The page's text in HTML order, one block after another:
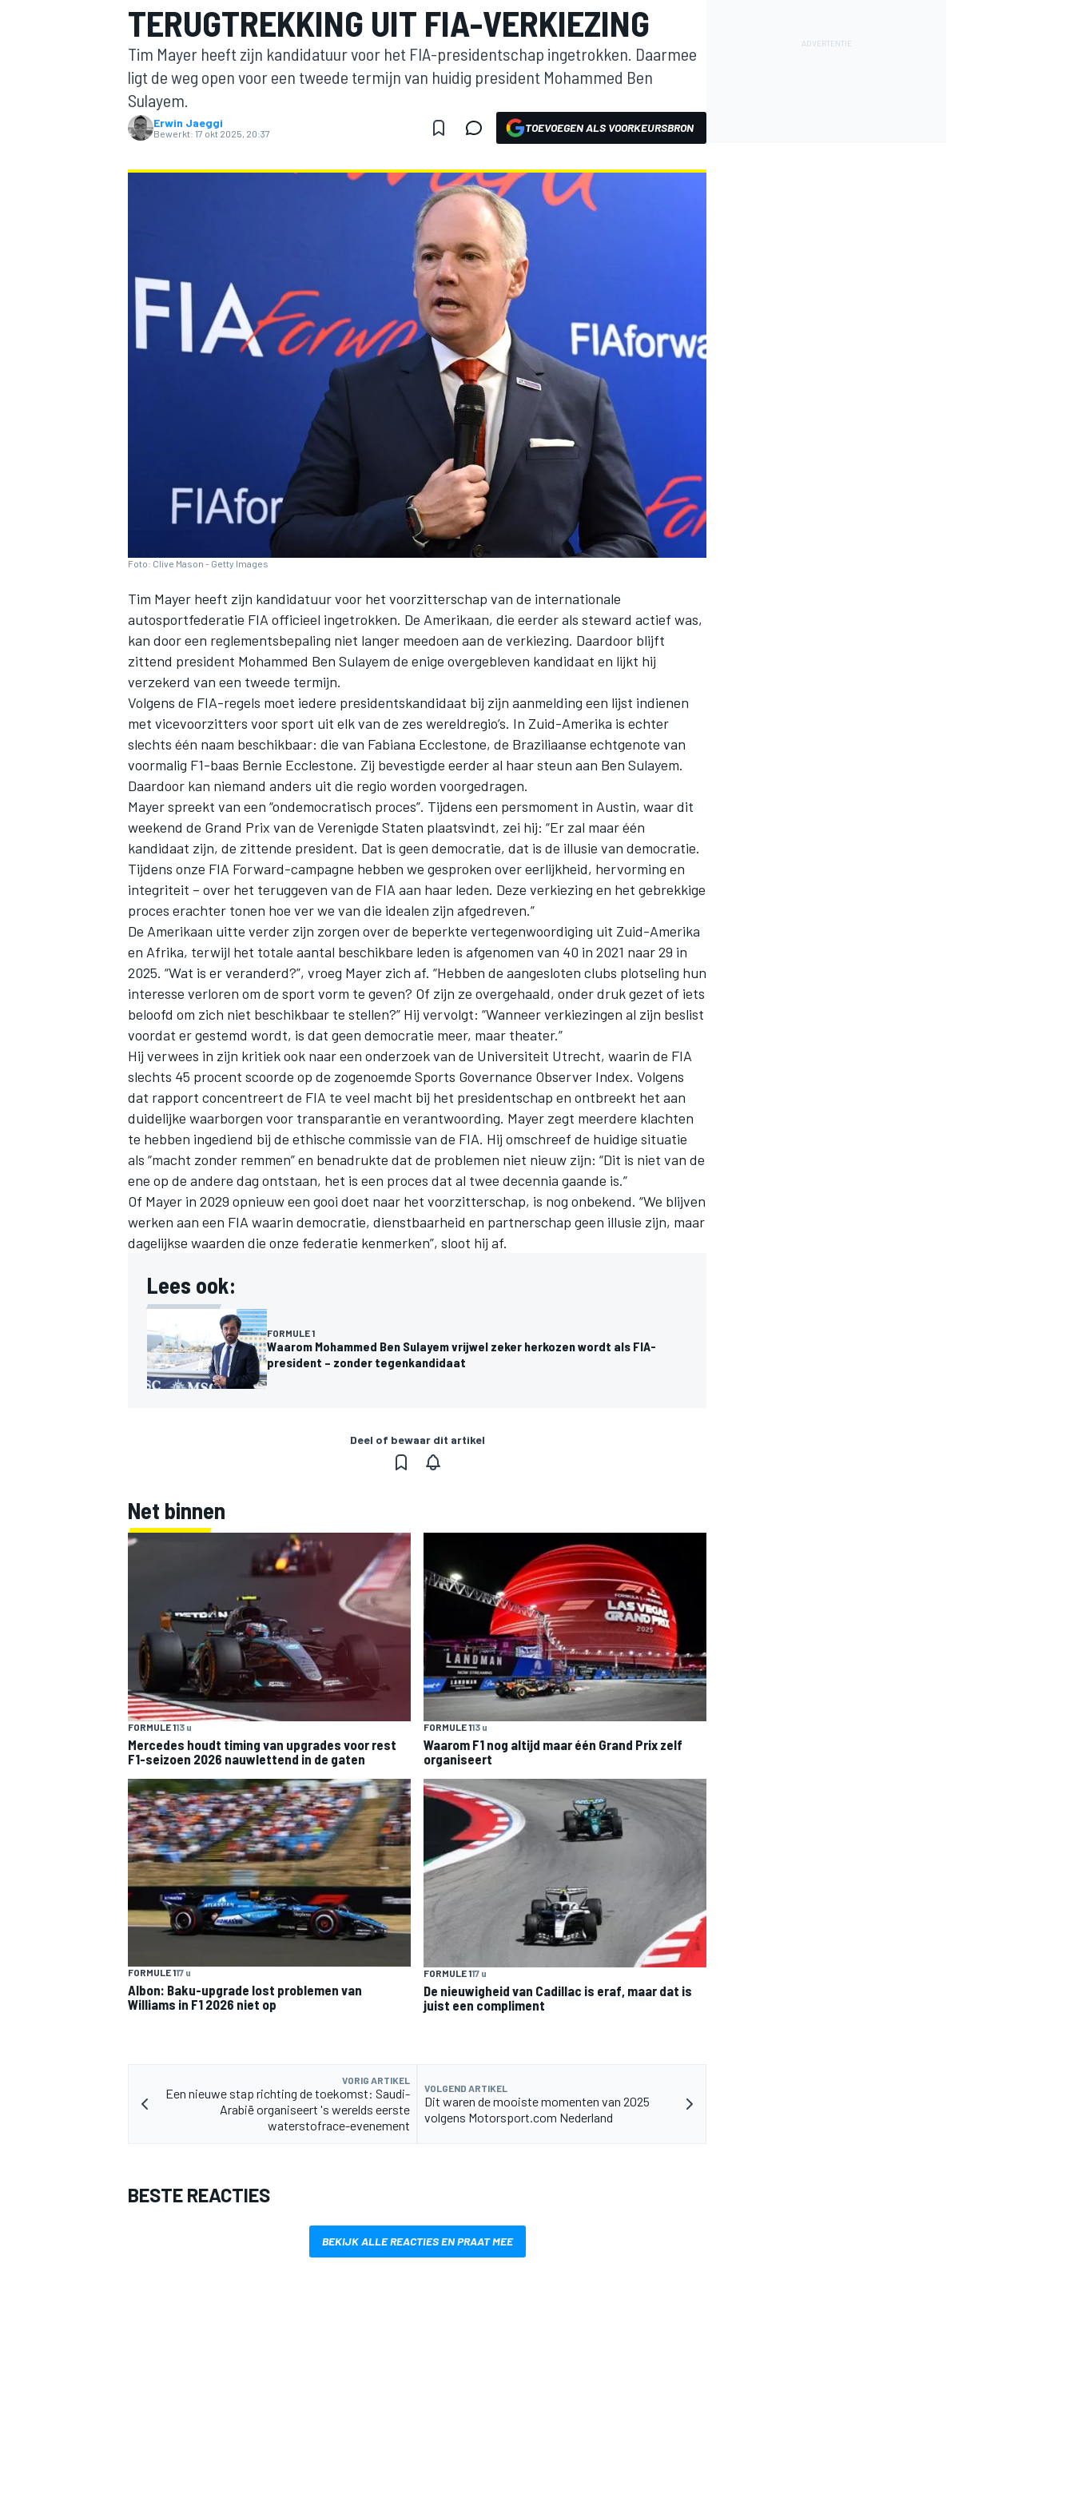
MOTOGP
WEC DTM
MEER RACEKLASSEN
TERUGTREKKING UIT FIA-VERKIEZING
Tim Mayer heeft zijn kandidatuur voor het FIA-presidentschap ingetrokken. Daarmee
ligt de weg open voor een tweede termijn van huidig president Mohammed Ben
Sulayem.
Erwin Jaeggi
Bewerkt: 17 okt 2025, 20:37 TOEVOEGEN ALS VOORKEURSBRON
Foto: Clive Mason - Getty Images
Tim Mayer heeft zijn kandidatuur voor het voorzitterschap van de internationale
autosportfederatie FIA officieel ingetrokken. De Amerikaan, die eerder als steward actief was,
kan door een reglementsbepaling niet langer meedoen aan de verkiezing. Daardoor blijft
zittend president Mohammed Ben Sulayem de enige overgebleven kandidaat en lijkt hij
verzekerd van een tweede termijn.
Volgens de FIA-regels moet iedere presidentskandidaat bij zijn aanmelding een lijst indienen
met vicevoorzitters voor sport uit elk van de zes wereldregio’s. In Zuid-Amerika is echter
slechts één naam beschikbaar: die van Fabiana Ecclestone, de Braziliaanse echtgenote van
voormalig F1-baas Bernie Ecclestone. Zij bevestigde eerder al haar steun aan Ben Sulayem.
Daardoor kan niemand anders uit die regio worden voorgedragen.
Mayer spreekt van een “ondemocratisch proces”. Tijdens een persmoment in Austin, waar dit
weekend de Grand Prix van de Verenigde Staten plaatsvindt, zei hij: “Er zal maar één
kandidaat zijn, de zittende president. Dat is geen democratie, dat is de illusie van democratie.
Tijdens onze FIA Forward-campagne hebben we gesproken over eerlijkheid, hervorming en
integriteit – over het teruggeven van de FIA aan haar leden. Deze verkiezing en het gebrekkige
proces erachter tonen hoe ver we van die idealen zijn afgedreven.”
De Amerikaan uitte verder zijn zorgen over de beperkte vertegenwoordiging uit Zuid-Amerika
en Afrika, terwijl het totale aantal beschikbare leden is afgenomen van 40 in 2021 naar 29 in
2025. “Wat is er veranderd?”, vroeg Mayer zich af. “Hebben de aangesloten clubs plotseling hun
interesse verloren om de sport vorm te geven? Of zijn ze overgehaald, onder druk gezet of iets
beloofd om zich niet beschikbaar te stellen?” Hij vervolgt: “Wanneer verkiezingen al zijn beslist
voordat er gestemd wordt, is dat geen democratie meer, maar theater.”
Hij verwees in zijn kritiek ook naar een onderzoek van de Universiteit Utrecht, waarin de FIA
slechts 45 procent scoorde op de zogenoemde Sports Governance Observer Index. Volgens
dat rapport concentreert de FIA te veel macht bij het presidentschap en ontbreekt het aan
duidelijke waarborgen voor transparantie en verantwoording. Mayer zegt meerdere klachten
te hebben ingediend bij de ethische commissie van de FIA. Hij omschreef de huidige situatie
als “macht zonder remmen” en benadrukte dat de problemen niet nieuw zijn: “Dit is niet van de
ene op de andere dag ontstaan, het is een proces dat al twee decennia gaande is.”
Of Mayer in 2029 opnieuw een gooi doet naar het voorzitterschap, is nog onbekend. “We blijven
werken aan een FIA waarin democratie, dienstbaarheid en partnerschap geen illusie zijn, maar
dagelijkse waarden die onze federatie kenmerken”, sloot hij af.
Lees ook:
FORMULE 1
Waarom Mohammed Ben Sulayem vrijwel zeker herkozen wordt als FIA-
president – zonder tegenkandidaat
Deel of bewaar dit artikel
Net binnen
FORMULE 113 u
Mercedes houdt timing van upgrades voor rest
F1-seizoen 2026 nauwlettend in de gaten
FORMULE 113 u
Waarom F1 nog altijd maar één Grand Prix zelf
organiseert
FORMULE 117 u
Albon: Baku-upgrade lost problemen van
Williams in F1 2026 niet op
FORMULE 117 u
De nieuwigheid van Cadillac is eraf, maar dat is
juist een compliment
VORIG ARTIKEL
Een nieuwe stap richting de toekomst: Saudi-
Arabië organiseert 's werelds eerste
waterstofrace-evenement
VOLGEND ARTIKEL
Dit waren de mooiste momenten van 2025
volgens Motorsport.com Nederland
BESTE REACTIES
BEKIJK ALLE REACTIES EN PRAAT MEE